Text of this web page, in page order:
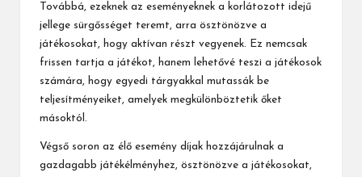
Továbbá, ezeknek az eseményeknek a korlátozott idejű
jellege sürgősséget teremt, arra ösztönözve a
játékosokat, hogy aktívan részt vegyenek. Ez nemcsak
frissen tartja a játékot, hanem lehetővé teszi a játékosok
számára, hogy egyedi tárgyakkal mutassák be
teljesítményeiket, amelyek megkülönböztetik őket
másoktól.
Végső soron az élő esemény díjak hozzájárulnak a
gazdagabb játékélményhez, ösztönözve a játékosokat,